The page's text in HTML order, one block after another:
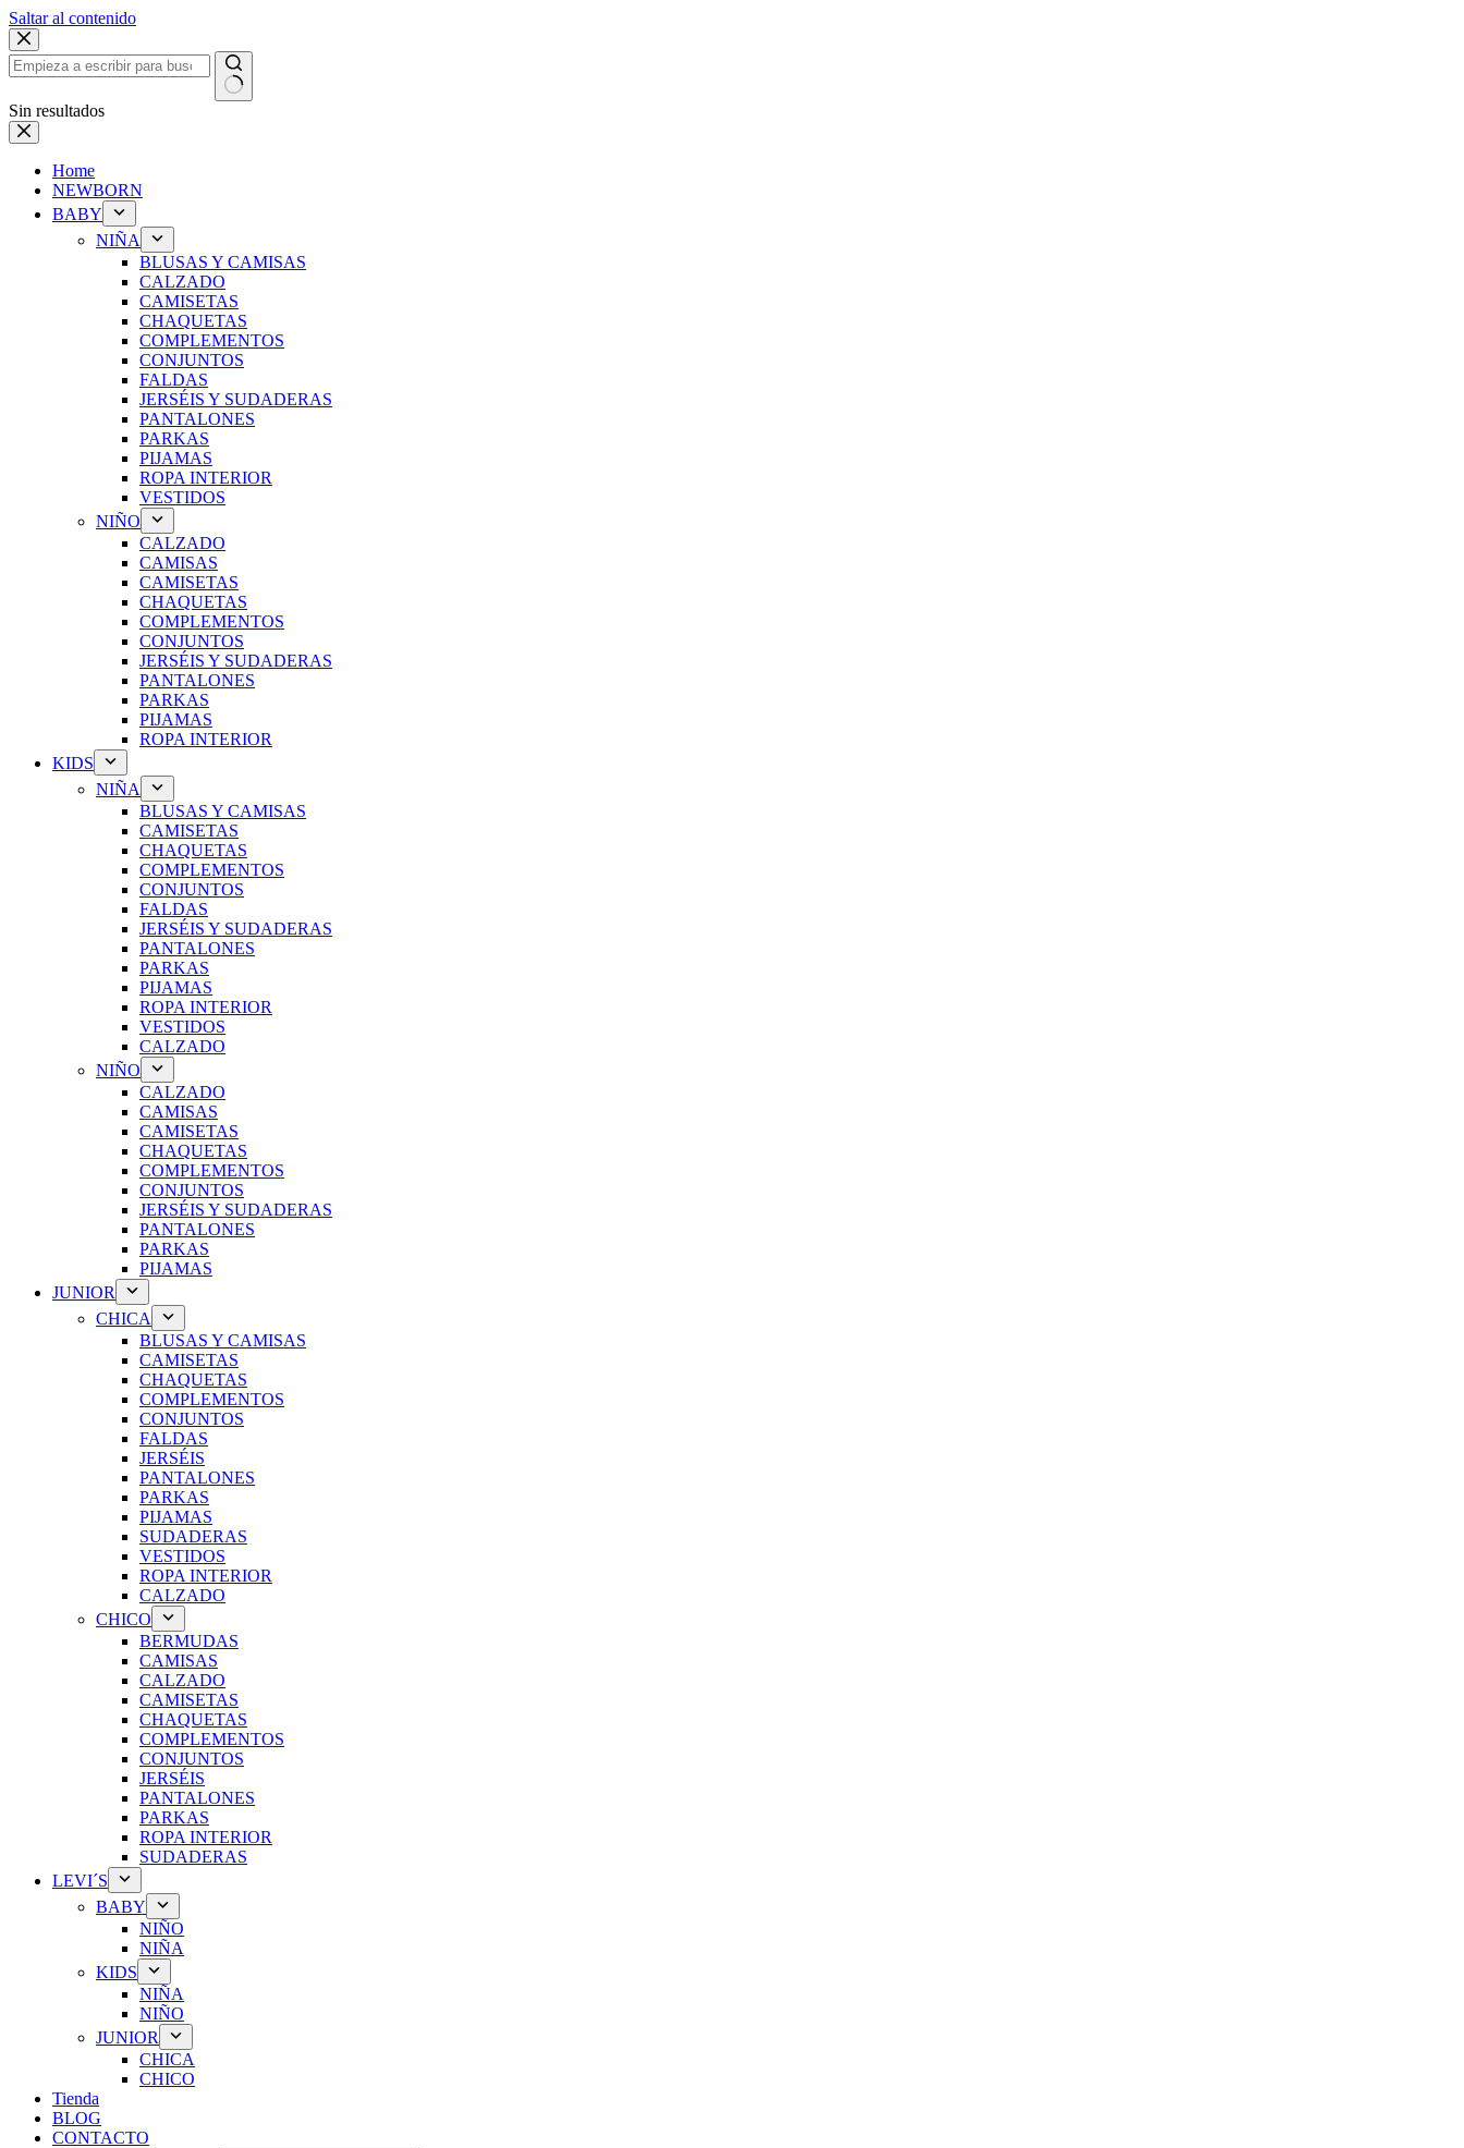
Saltar al contenido
Sin resultados
Home
NEWBORN
BABY
NIÑA
BLUSAS Y CAMISAS
CALZADO
CAMISETAS
CHAQUETAS
COMPLEMENTOS
CONJUNTOS
FALDAS
JERSÉIS Y SUDADERAS
PANTALONES
PARKAS
PIJAMAS
ROPA INTERIOR
VESTIDOS
NIÑO
CALZADO
CAMISAS
CAMISETAS
CHAQUETAS
COMPLEMENTOS
CONJUNTOS
JERSÉIS Y SUDADERAS
PANTALONES
PARKAS
PIJAMAS
ROPA INTERIOR
KIDS
NIÑA
BLUSAS Y CAMISAS
CAMISETAS
CHAQUETAS
COMPLEMENTOS
CONJUNTOS
FALDAS
JERSÉIS Y SUDADERAS
PANTALONES
PARKAS
PIJAMAS
ROPA INTERIOR
VESTIDOS
CALZADO
NIÑO
CALZADO
CAMISAS
CAMISETAS
CHAQUETAS
COMPLEMENTOS
CONJUNTOS
JERSÉIS Y SUDADERAS
PANTALONES
PARKAS
PIJAMAS
JUNIOR
CHICA
BLUSAS Y CAMISAS
CAMISETAS
CHAQUETAS
COMPLEMENTOS
CONJUNTOS
FALDAS
JERSÉIS
PANTALONES
PARKAS
PIJAMAS
SUDADERAS
VESTIDOS
ROPA INTERIOR
CALZADO
CHICO
BERMUDAS
CAMISAS
CALZADO
CAMISETAS
CHAQUETAS
COMPLEMENTOS
CONJUNTOS
JERSÉIS
PANTALONES
PARKAS
ROPA INTERIOR
SUDADERAS
LEVI´S
BABY
NIÑO
NIÑA
KIDS
NIÑA
NIÑO
JUNIOR
CHICA
CHICO
Tienda
BLOG
CONTACTO